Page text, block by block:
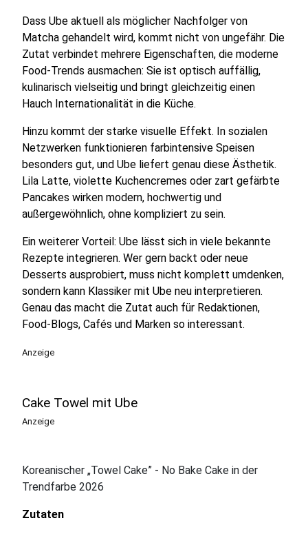
Dass Ube aktuell als möglicher Nachfolger von
Matcha gehandelt wird, kommt nicht von ungefähr. Die
Zutat verbindet mehrere Eigenschaften, die moderne
Food-Trends ausmachen: Sie ist optisch auffällig,
kulinarisch vielseitig und bringt gleichzeitig einen
Hauch Internationalität in die Küche.
Hinzu kommt der starke visuelle Effekt. In sozialen
Netzwerken funktionieren farbintensive Speisen
besonders gut, und Ube liefert genau diese Ästhetik.
Lila Latte, violette Kuchencremes oder zart gefärbte
Pancakes wirken modern, hochwertig und
außergewöhnlich, ohne kompliziert zu sein.
Ein weiterer Vorteil: Ube lässt sich in viele bekannte
Rezepte integrieren. Wer gern backt oder neue
Desserts ausprobiert, muss nicht komplett umdenken,
sondern kann Klassiker mit Ube neu interpretieren.
Genau das macht die Zutat auch für Redaktionen,
Food-Blogs, Cafés und Marken so interessant.
Anzeige
Cake Towel mit Ube
Anzeige
Koreanischer „Towel Cake” - No Bake Cake in der
Trendfarbe 2026
Zutaten